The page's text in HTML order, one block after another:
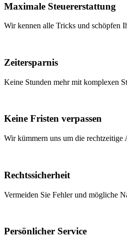
Maximale Steuererstattung
Wir kennen alle Tricks und schöpfen
Zeitersparnis
Keine Stunden mehr mit komplexen
Keine Fristen verpassen
Wir kümmern uns um die rechtzeitige
Rechtssicherheit
Vermeiden Sie Fehler und mögliche
Persönlicher Service